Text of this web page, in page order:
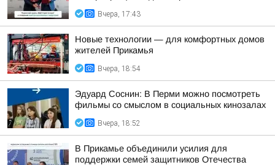
Вчера, 17:43
Новые технологии — для комфортных домов
жителей Прикамья
Вчера, 18:54
Эдуард Соснин: В Перми можно посмотреть
фильмы со смыслом в социальных кинозалах
Вчера, 18:52
В Прикамье объединили усилия для
поддержки семей защитников Отечества